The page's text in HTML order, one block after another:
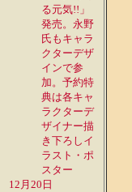
る元気!!」
発売。永野
氏もキャラ
クターデザ
インで参
加。予約特
典は各キャ
ラクターデ
ザイナー描
き下ろしイ
ラスト・ポ
スター
12月20日